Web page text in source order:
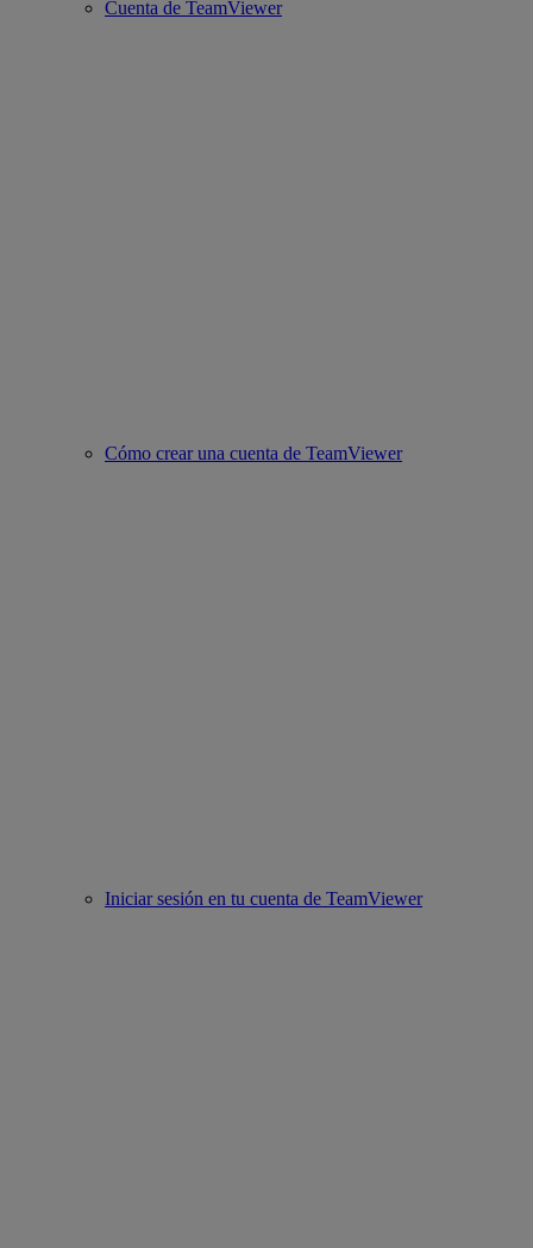
Cuenta de TeamViewer
Cómo crear una cuenta de TeamViewer
Iniciar sesión en tu cuenta de TeamViewer